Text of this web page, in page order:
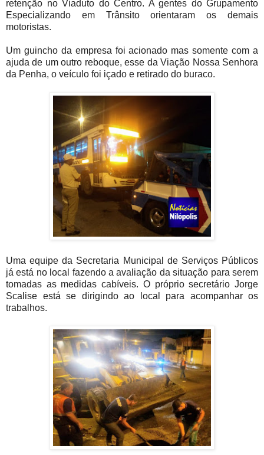
retenção no Viaduto do Centro. A gentes do Grupamento
Especializando em Trânsito orientaram os demais
motoristas.
Um guincho da empresa foi acionado mas somente com a
ajuda de um outro reboque, esse da Viação Nossa Senhora
da Penha, o veículo foi içado e retirado do buraco.
Uma equipe da Secretaria Municipal de Serviços Públicos
já está no local fazendo a avaliação da situação para serem
tomadas as medidas cabíveis. O próprio secretário Jorge
Scalise está se dirigindo ao local para acompanhar os
trabalhos.